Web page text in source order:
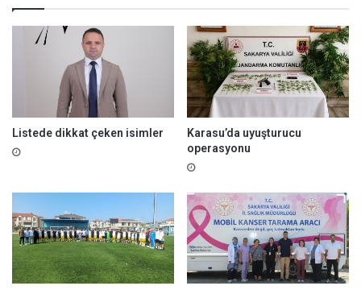
a
m
ğ
a
d
ı
Listede dikkat çeken isimler
Karasu’da uyuşturucu
operasyonu